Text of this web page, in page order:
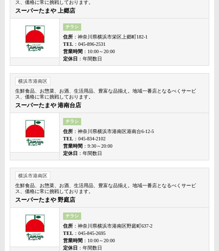
ス、価格に常に挑戦しております。
スーパーたまや 上郷店
チラシ
住所 ：神奈川県横浜市栄区上郷町182-1
TEL ：045-896-2531
営業時間 ：10:00～20:00
定休日 ：年間数日
横浜市港南区
生鮮食品、お惣菜、お酒、生活用品、豊富な品揃え。地域一番店となるべくサービ
ス、価格に常に挑戦しております。
スーパーたまや 港南台店
チラシ
住所 ：神奈川県横浜市港南区港南台6-12-5
TEL ：045-834-2102
営業時間 ：9:30～20:00
定休日 ：年間数日
横浜市港南区
生鮮食品、お惣菜、お酒、生活用品、豊富な品揃え。地域一番店となるべくサービ
ス、価格に常に挑戦しております。
スーパーたまや 野庭店
チラシ
住所 ：神奈川県横浜市港南区野庭町637-2
TEL ：045-845-2695
営業時間 ：10:00～20:00
定休日 ：年間数日